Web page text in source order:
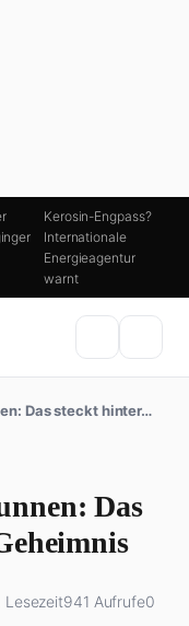
Kerosin-Engpass?
Internationale
Energieagentur
warnt
Das steckt hinter…
Das
Lesezeit941 Aufrufe0